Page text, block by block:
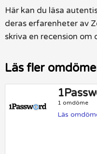
Här kan du läsa
deras erfarenheter av
skriva en recension
Läs fler
1 omdöme
Läs